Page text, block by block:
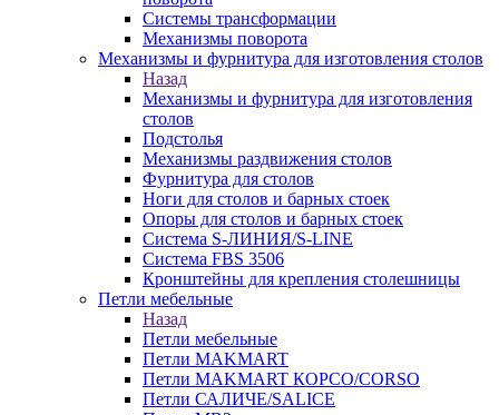
Системы трансформации
Механизмы поворота
Механизмы и фурнитура для изготовления столов
Назад
Механизмы и фурнитура для изготовления
столов
Подстолья
Механизмы раздвижения столов
Фурнитура для столов
Ноги для столов и барных стоек
Опоры для столов и барных стоек
Система S-ЛИНИЯ/S-LINE
Система FBS 3506
Кронштейны для крепления столешницы
Петли мебельные
Назад
Петли мебельные
Петли MAKMART
Петли MAKMART КОРСО/CORSO
Петли САЛИЧЕ/SALICE